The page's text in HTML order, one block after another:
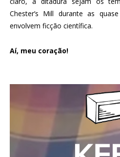
Chester’s Mill durante as
envolvem ficção científica.
Aí, meu coração!